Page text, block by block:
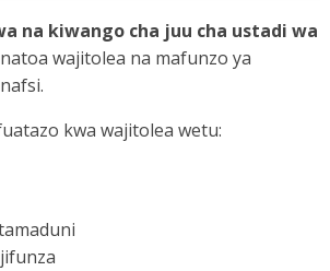
na kiwango cha juu cha ustadi wa
wajitolea na mafunzo ya
kwa wajitolea wetu: